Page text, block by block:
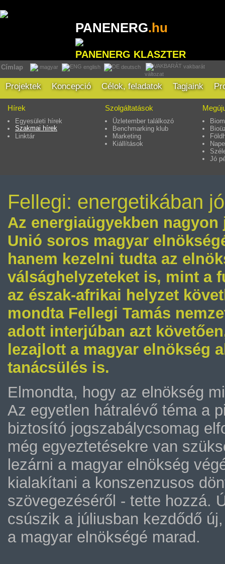
PANENERG.hu
PANENERG KLASZTER
Címlap magyar english deutsch
vakbarát
változat
Projektek Koncepció Célok, feladatok Tagjaink
Hírek
Egyesületi hírek
Szakmai hírek
Linktár
Szolgáltatások
Üzletember találkozó
Benchmarking klub
Marketing
Kiállítások
Jó
Fellegi: energetikában
Az energiaügyekben
Unió soros magyar
hanem kezelni tudta az
válsághelyzeteket is, mint a
az észak-afrikai helyzet
mondta Fellegi Tamás
adott interjúban azt
lezajlott a magyar elnökség
tanácsülés is.
Elmondta, hogy az elnökség
Az egyetlen hátralévő téma a
biztosító jogszabálycsomag
még egyeztetésekre van
lezárni a magyar elnökség
kialakítani a konszenzusos
szövegezéséről - tette hozzá.
csúszik a júliusban kezdődő
a magyar elnökségé marad.